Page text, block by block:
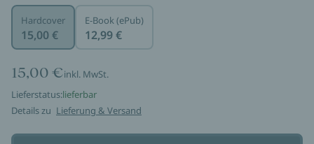
Hardcover
15,00 €
E-Book (ePub)
12,99 €
15,00 €inkl. MwSt.
Lieferstatus:lieferbar
Details zu Lieferung & Versand